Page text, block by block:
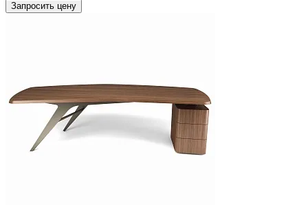
Запросить цену